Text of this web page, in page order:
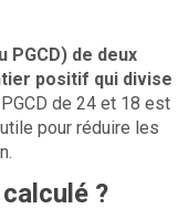
PGCD) de deux
positif qui divise
de 24 et 18 est
pour réduire les
?